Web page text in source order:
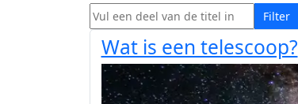
Vul een deel van de titel in Filter
Wat is een telescoop?